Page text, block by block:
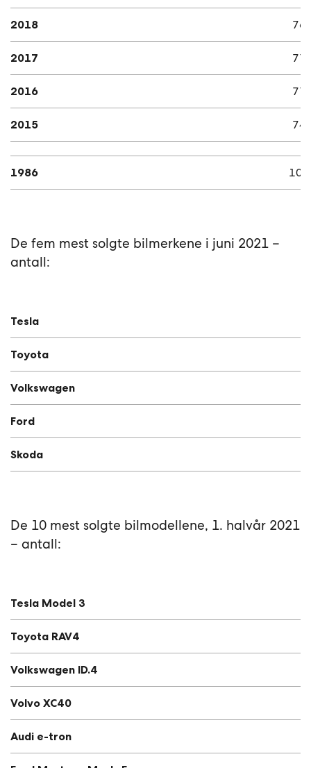
2018 76
2017 77
2016 77
2015 74
1986
De fem mest solgte bilmerkene i juni 2021 –
antall:
Tesla
Toyota
Volkswagen
Ford
Skoda
De 10 mest solgte bilmodellene, 1. halvår 2021
– antall:
Tesla Model 3
Toyota RAV4
Volkswagen ID.4
Volvo XC40
Audi e-tron